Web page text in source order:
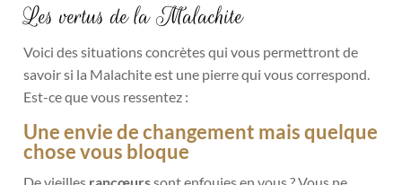
Les vertus de la Malachite
Voici des situations concrètes qui vous permettront de
savoir si la Malachite est une pierre qui vous correspond.
Est-ce que vous ressentez :
Une envie de changement mais quelque
chose vous bloque